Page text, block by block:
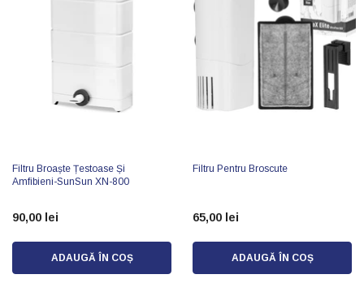
Filtru Broaște Țestoase Și
Amfibieni-SunSun XN-800
90,00 lei
ADAUGĂ ÎN COȘ
Filtru Pentru Broscute
65,00 lei
ADAUGĂ ÎN COȘ